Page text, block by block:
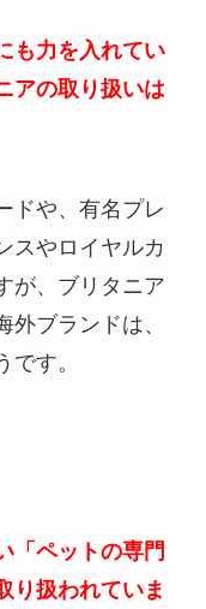
も力を入れてい
アの取り扱いは
ドや、有名プレ
スやロイヤルカ
が、ブリタニア
ブランドは、
す。
「ペットの専門
り扱われていま